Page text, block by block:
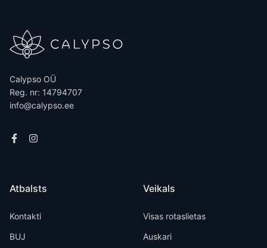
Calypso OÜ
Reg. nr: 14794707
info@calypso.ee
Atbalsts
Kontakti
BUJ
Veikals
Visas rotaslietas
Auskari